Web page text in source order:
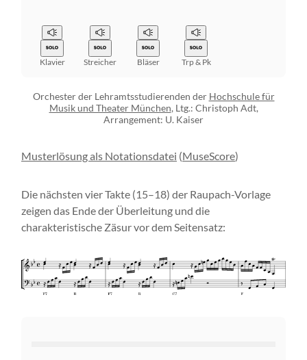
Klavier Streicher Bläser Trp & Pk
Orchester der Lehramtsstudierenden der Hochschule für
Musik und Theater München, Ltg.: Christoph Adt,
Arrangement: U. Kaiser
Musterlösung als Notationsdatei (MuseScore)
Die nächsten vier Takte (15–18) der Raupach-Vorlage
zeigen das Ende der Überleitung und die
charakteristische Zäsur vor dem Seitensatz: